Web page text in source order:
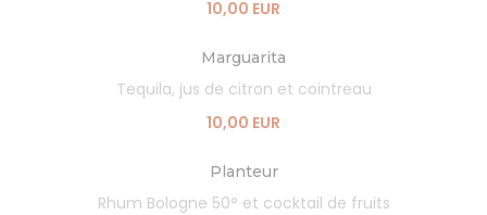
10,00 EUR
Marguarita
Tequila, jus de citron et cointreau
10,00 EUR
Planteur
Rhum Bologne 50° et cocktail de fruits